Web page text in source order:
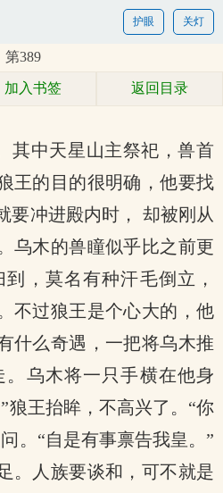
关灯
护眼
第389
加入书签 返回目录
其中天星山主祭祀，兽首
王的目的很明确，他要找
要冲进殿内时， 却被刚从
乌木的兽瞳似乎比之前更
，莫名有种汗毛倒立，
不过狼王是个心大的，他
什么奇遇，一把将乌木推
乌木将一只手横在他身
狼王抬眸，不高兴了。“你
。“自是有事禀告我皇。”
。人族要谈和，可不就是